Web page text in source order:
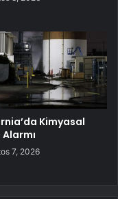
Kimyasal
Alarmı
7, 2026